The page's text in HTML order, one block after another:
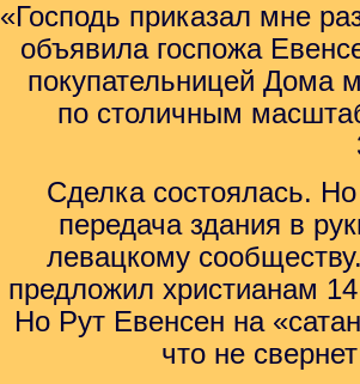
«Господь приказал мне
объявила госпожа
покупательницей Дома
по столичным
Сделка состоялась.
передача здания в
левацкому
предложил христианам
Но Рут Евенсен на
что не